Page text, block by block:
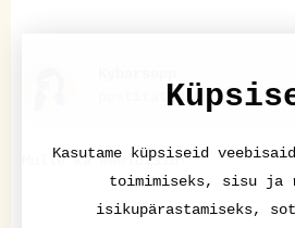
postitatud 05.01.2025
Mulle ka meeldisid!
Kasutame küpsiseid
toimimiseks, sisu ja
isikupärastamiseks,